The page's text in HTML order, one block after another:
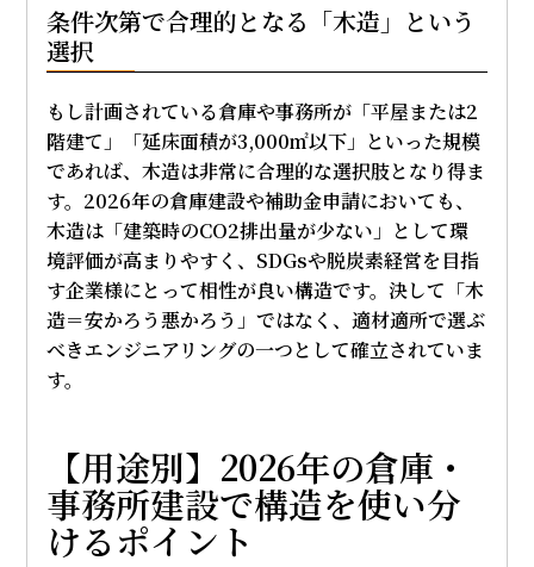
条件次第で合理的となる「木造」という
選択
もし計画されている倉庫や事務所が「平屋または2
階建て」「延床面積が3,000㎡以下」といった規模
であれば、木造は非常に合理的な選択肢となり得ま
す。2026年の倉庫建設や補助金申請においても、
木造は「建築時のCO2排出量が少ない」として環
境評価が高まりやすく、SDGsや脱炭素経営を目指
す企業様にとって相性が良い構造です。決して「木
造＝安かろう悪かろう」ではなく、適材適所で選ぶ
べきエンジニアリングの一つとして確立されていま
す。
【用途別】2026年の倉庫・
事務所建設で構造を使い分
けるポイント